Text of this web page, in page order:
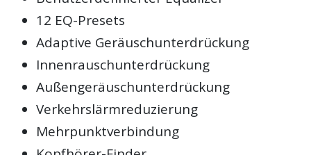
12 EQ-Presets
Adaptive Geräuschunterdrückung
Innenrauschunterdrückung
Außengeräuschunterdrückung
Verkehrslärmreduzierung
Mehrpunktverbindung